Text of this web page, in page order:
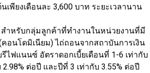
พียงเดือนละ 3,600 บาท ระยะเวลานาน
สำหรับกลุ่มลูกค้าที่ทำงานในหน่วยงานที่มี
อนโดมิเนียม) ไถ่ถอนจากสถาบันการเงิน
ฟแนนซ์ อัตราดอกเบี้ยเดือนที่ 1-6 เท่ากับ
ต่อปี และปีที่ 3 เท่ากับ 3.55% ต่อปี